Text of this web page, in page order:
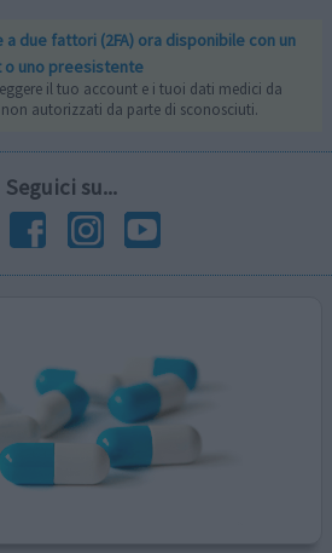
due fattori (2FA) ora disponibile con un
o uno preesistente
il tuo account e i tuoi dati medici da
non autorizzati da parte di sconosciuti.
Seguici su...